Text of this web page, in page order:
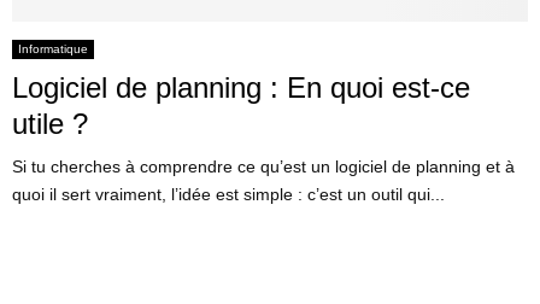
Informatique
Logiciel de planning : En quoi est-ce
utile ?
Si tu cherches à comprendre ce qu’est un logiciel de planning et à
quoi il sert vraiment, l’idée est simple : c’est un outil qui...